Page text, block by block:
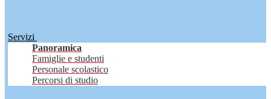
Servizi
Panoramica
Famiglie e studenti
Personale scolastico
Percorsi di studio